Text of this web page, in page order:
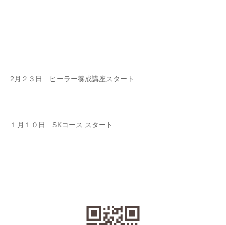
2月２３日 ヒーラー養成講座スタート
１月１０日 SKコース スタート